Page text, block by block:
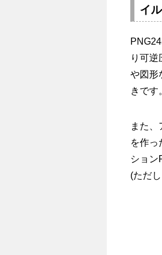
イ
り可
や図形
きです
また
を作っ
ション
(ただ